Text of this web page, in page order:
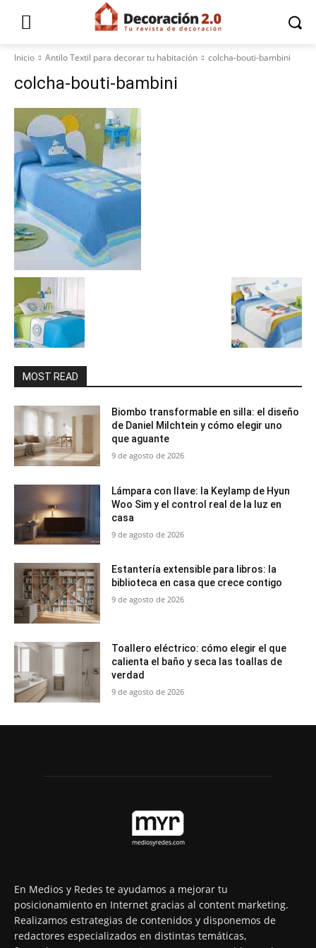
Inicio Antilo Textil para decorar tu habitación colcha-bouti-bambini
colcha-bouti-bambini
MOST READ
Biombo transformable en silla: el diseño
de Daniel Milchtein y cómo elegir uno
que aguante
9 de agosto de 2026
Lámpara con llave: la Keylamp de Hyun
Woo Sim y el control real de la luz en
casa
9 de agosto de 2026
Estantería extensible para libros: la
biblioteca en casa que crece contigo
9 de agosto de 2026
Toallero eléctrico: cómo elegir el que
calienta el baño y seca las toallas de
verdad
9 de agosto de 2026
En Medios y Redes te ayudamos a mejorar tu
posicionamiento en Internet gracias al content marketing.
Realizamos estrategias de contenidos y disponemos de
redactores especializados en distintas temáticas,